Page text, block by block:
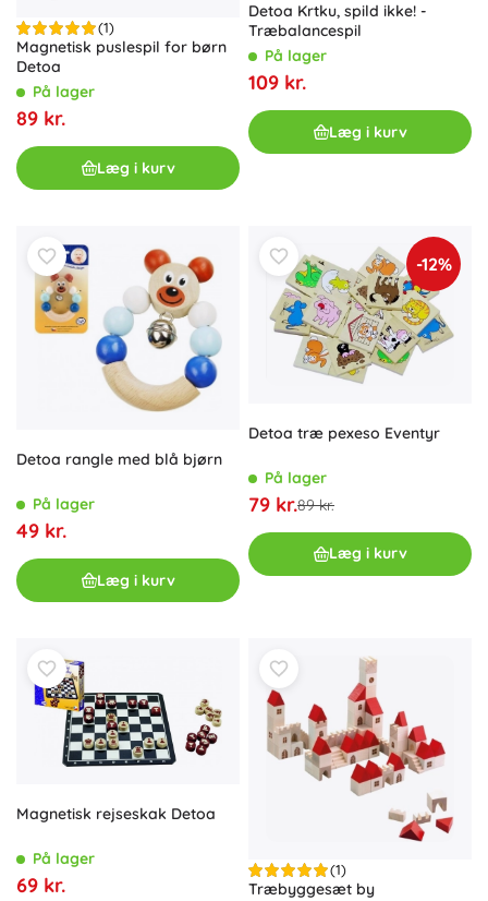
(1)
Magnetisk puslespil for børn
Detoa
På lager
89 kr.
Læg i kurv
Detoa Krtku, spild ikke! -
Træbalancespil
På lager
109 kr.
Læg i kurv
Detoa rangle med blå bjørn
På lager
49 kr.
Læg i kurv
-12%
Detoa træ pexeso Eventyr
På lager
79 kr.89 kr.
Læg i kurv
Magnetisk rejseskak Detoa
På lager
69 kr.
(1)
Træbyggesæt by